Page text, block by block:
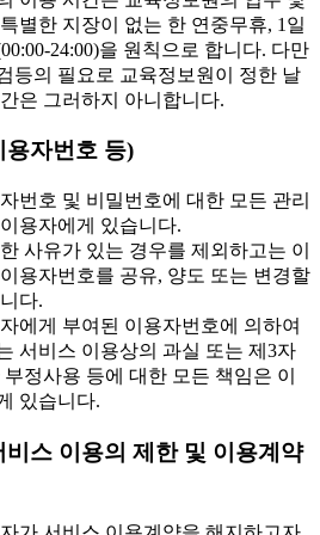
별한 지장이 없는 한 연중무휴, 1일
24:00)을 원칙으로 합니다. 다만
등의 필요로 교육정보원이 정한 날
은 그러하지 아니합니다.
용자번호 등)
번호 및 비밀번호에 대한 모든 관리
용자에게 있습니다.
사유가 있는 경우를 제외하고는 이
용자번호를 공유, 양도 또는 변경할
다.
에게 부여된 이용자번호에 의하여
서비스 이용상의 과실 또는 제3자
부정사용 등에 대한 모든 책임은 이
있습니다.
비스 이용의 제한 및 이용계약